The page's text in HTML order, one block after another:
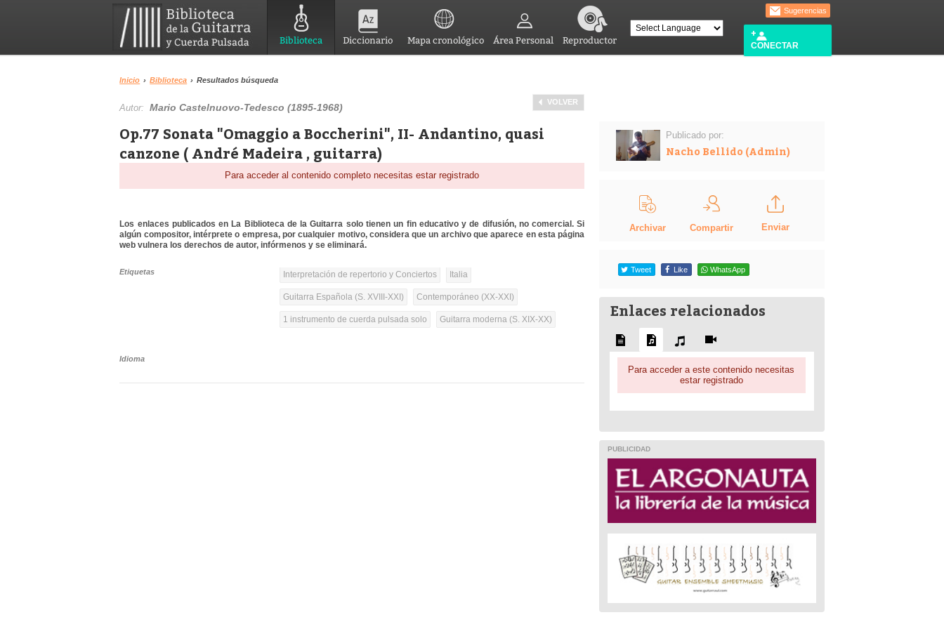
Biblioteca Diccionario Mapa cronológico Área Personal Reproductor
Sugerencias
CONECTAR
Inicio › Biblioteca › Resultados búsqueda
VOLVER
Autor:Mario Castelnuovo-Tedesco (1895-1968)
Op.77 Sonata "Omaggio a Boccherini", II- Andantino, quasi
canzone ( André Madeira , guitarra)
Para acceder al contenido completo necesitas estar registrado
Los enlaces publicados en La Biblioteca de la Guitarra solo tienen un fin educativo y de difusión, no comercial. Si
algún compositor, intérprete o empresa, por cualquier motivo, considera que un archivo que aparece en esta página
web vulnera los derechos de autor, infórmenos y se eliminará.
Etiquetas Interpretación de repertorio y Conciertos Italia
Guitarra Española (S. XVIII-XXI) Contemporáneo (XX-XXI)
1 instrumento de cuerda pulsada solo Guitarra moderna (S. XIX-XX)
Idioma
Publicado por:
Nacho Bellido (Admin)
Archivar Compartir Enviar
Tweet Like WhatsApp
Enlaces relacionados
Para acceder a este contenido necesitas
estar registrado
PUBLICIDAD